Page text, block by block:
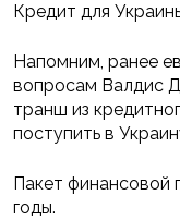
Кредит для
Напомним, ранее
вопросам Валдис
транш из
поступить в
Пакет
годы.